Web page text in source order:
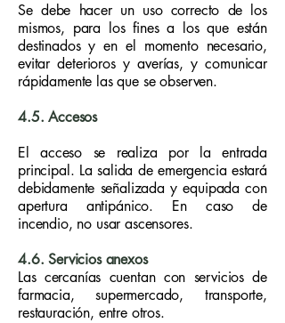
Se debe hacer un uso correcto de los
mismos, para los fines a los que están
destinados y en el momento necesario,
evitar deterioros y averías, y comunicar
rápidamente las que se observen.
4.5. Accesos
El acceso se realiza por la entrada
principal. La salida de emergencia estará
debidamente señalizada y equipada con
apertura antipánico. En caso de
incendio, no usar ascensores.
4.6. Servicios anexos
Las cercanías cuentan con servicios de
farmacia, supermercado, transporte,
restauración, entre otros.